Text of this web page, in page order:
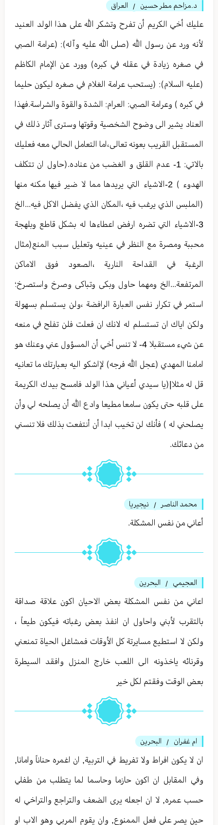
د.مزاحم مطر حسين / العراق
عليك أخي الكريم أن تفرح وتشكر الله على هذا الولد العنيد
لأنه ورد عن رسول الله (صلى الله عليه وآله): (عرامة الصبي
في صغره زيادة في عقله في كبره) وورد عن الإمام الكاظم
(عليه السلام): (يستحب عرامة الغلام في صغره ليكون حليما
في كبره ) وعرامة الصبي: العرام: الشدة والقوة والشراسة.فهذا
العناد يشير الى وضوح الشخصية وقوتها وسترى آثار ذلك في
المستقبل القريب بعونه تعالى،اما التعامل الحالي معه فعليك
بالاتي: 1- عدم القلق و الغضب من عناده.(حاول ان تتكلف
الهدوء ) 2-الاشياء التي يريدها مما لا ضير فيها مكنه منها
(الملبس الذي يرغب فيه ،المكان الذي يفضل الاكل فيه...الخ
3-الاشياء التي تضره ارفض اعطاءها له بشكل قاطع وبلهجة
محببة ومصرة مع النظر في عينيه وتعليل سبب المنع(مثال
الرغبة في القداحة النارية ،الصعود فوق الاماكن
المرتفعة...الخ ومهما حاول وبكى وتباكى وصرخ واستصرخ؛
استمر في تكرار نفس العبارة الرافضة ،ولن يستسلم بسهولة
ولكن اياك ان تستسلم له لانك ان فعلت فلن تفلح في منعه
عن شيء مستقبلا 4- لا تنس أخي أن المسؤول عني وعنك هو
امامنا المهدي (عجل الله فرجه) لإاشكو اليه بعبارتك ما تعانيه
قل له مثلا|(يا سيدي أعياني هذا الولد فامسح بيدك الكريمة
على قلبه حتى يكون سامعا مطيعا وادع الله أن يصلحه لي وأن
يصلحني له ) فأنك لن تخيب ابدا أن أنتفعت بذلك فلا تنسني
من دعائك.
محمد الناصر / نيجيريا
أعاني من نفس المشكلة.
العجيمي / البحرين
اعاني من نفس المشكلة بعض الاحيان اكون علاقة صداقة
بالتقرب لأبني واحاول ان انفذ بعض رغباته فيكون طيعاً ،
ولكن لا استطيع مسايرتة كل الأوقات فمشاغل الحياة تمنعني
وقرنائه ياخذونه الى اللعب خارج المنزل وافقد السيطرة
بعض الوقت وفقتم لكل خير
ام غفران / البحرين
ان لا يكون افراط ولا تفريط في التربية, ان اغمره حناناً وامانا,
وفي المقابل ان اكون حازما وحاسما لما يتطلب من طفلي
حسب عمره, لا ان اجعله يرى الضعف والتراجع والتراخي له
حين يصر على فعل الممنوع, وان يقوم المربي وهو الاب او